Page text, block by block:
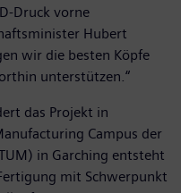
Druck vorne
Hubert
wir die besten Köpfe
unterstützen.“
das Projekt in
Campus der
in Garching entsteht
mit Schwerpunkt